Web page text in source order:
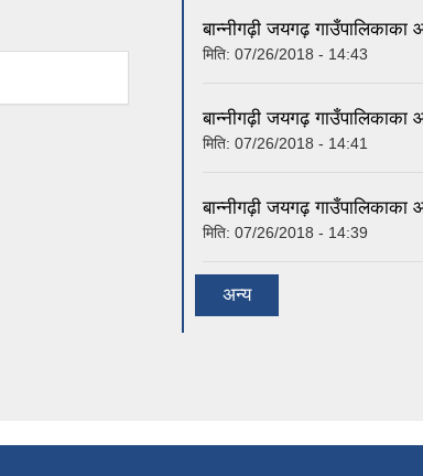
बान्नीगढ़ी जयगढ़
मिति: 07/26/2018 - 14:43
बान्नीगढ़ी जयगढ़
मिति: 07/26/2018 - 14:41
बान्नीगढ़ी जयगढ़
मिति: 07/26/2018 - 14:39
अन्य